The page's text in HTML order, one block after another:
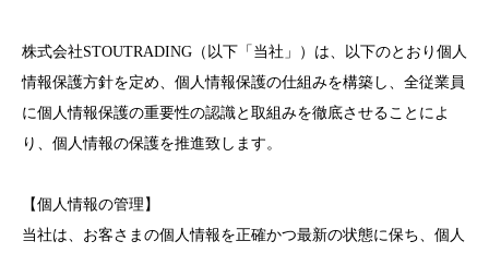
株式会社STOUTRADING（以下「当社」）は、以下のとおり個人
情報保護方針を定め、個人情報保護の仕組みを構築し、全従業員
に個人情報保護の重要性の認識と取組みを徹底させることによ
り、個人情報の保護を推進致します。
【個人情報の管理】
当社は、お客さまの個人情報を正確かつ最新の状態に保ち、個人